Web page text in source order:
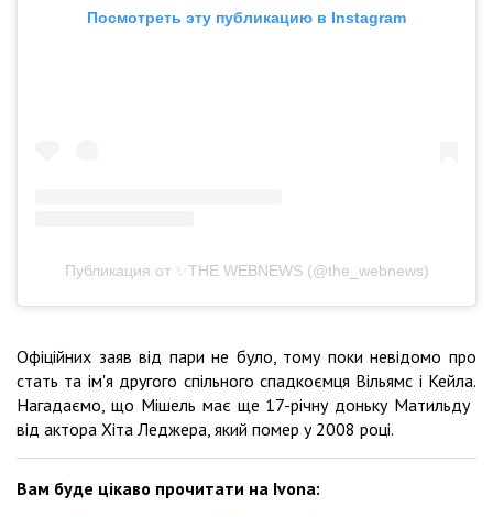
Посмотреть эту публикацию в Instagram
Публикация от ✨THE WEBNEWS (@the_webnews)
Офіційних заяв від пари не було, тому поки невідомо про
стать та ім'я другого спільного спадкоємця Вільямс і Кейла.
Нагадаємо, що Мішель має ще 17-річну доньку Матильду ​​
від актора Хіта Леджера, який помер у 2008 році.
Вам буде цікаво прочитати на Ivona: